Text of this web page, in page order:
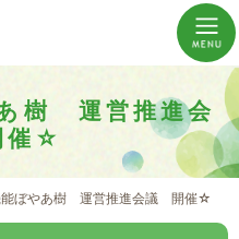
樹 運営推進会
☆
ご提供。介護のことならシェルパへ。
護ぼやあ樹
能ぼやあ樹 運営推進会議 開催☆